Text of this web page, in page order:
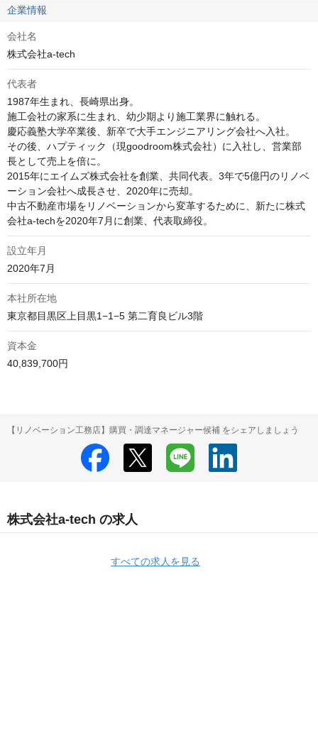
企業情報
会社名
株式会社a-tech
代表者
1987年生まれ、長崎県出身。
施工会社の家系に生まれ、幼少期より施工業界に触れる。
慶応義塾大学卒業後、新卒で大手エンジニアリング会社へ入社。
その後、ハプティック（現goodroom株式会社）に入社し、営業部
⻑として売上を倍に。
2015年にエイムズ株式会社を創業、共同代表。3年で5億円のリノベ
ーション会社へ成長させ、2020年に売却。
中古不動産市場をリノベーションから変革するために、新たに株式
会社a-techを2020年7月に創業、代表取締役。
設立年月
2020年7月
本社所在地
東京都目黒区上目黒1−1−5 第二育良ビル3階
資本金
40,839,700円
【リノベーション工務店】購買・調達マネージャー候補 をシェアしましょう
株式会社a-tech の求人
すべての求人を見る